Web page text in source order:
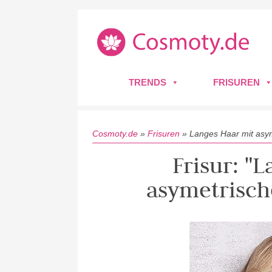
TRENDS FRISUREN
Cosmoty.de » Frisuren » Langes Haar mit
Frisur: